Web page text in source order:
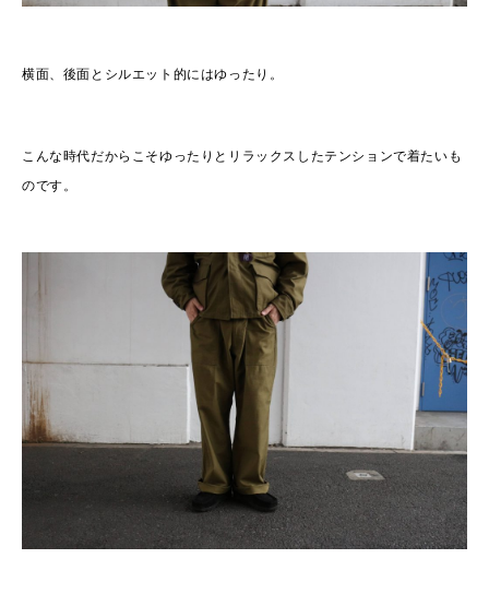
横面、後面とシルエット的にはゆったり。
こんな時代だからこそゆったりとリラックスしたテンションで着たいも
のです。